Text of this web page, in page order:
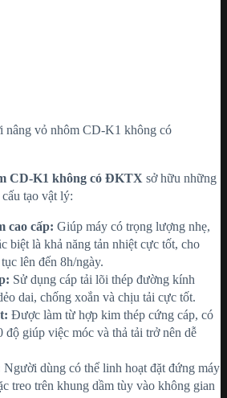
nâng vỏ nhôm CD-K1 không có
CD-K1 không có ĐKTX sở hữu những
tạo vật lý:
cao cấp: Giúp máy có trọng lượng nhẹ,
biệt là khả năng tản nhiệt cực tốt, cho
lên đến 8h/ngày.
Sử dụng cáp tải lõi thép đường kính
dai, chống xoắn và chịu tải cực tốt.
Được làm từ hợp kim thép cứng cáp, có
độ giúp việc móc và thả tải trở nên dễ
Người dùng có thể linh hoạt đặt đứng máy
treo trên khung dầm tùy vào không gian